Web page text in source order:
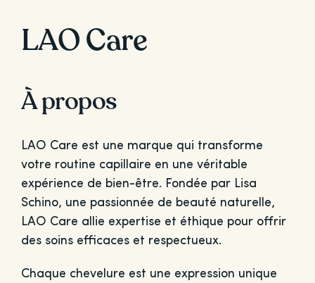
LAO Care
À propos
LAO Care est une marque qui transforme
votre routine capillaire en une véritable
expérience de bien-être. Fondée par Lisa
Schino, une passionnée de beauté naturelle,
LAO Care allie expertise et éthique pour offrir
des soins efficaces et respectueux.
Chaque chevelure est une expression unique